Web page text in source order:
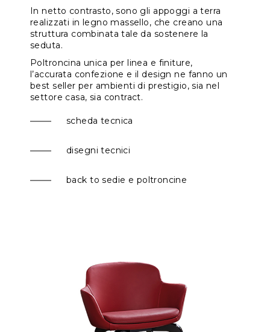
In netto contrasto, sono gli appoggi a terra
realizzati in legno massello, che creano una
struttura combinata tale da sostenere la
seduta.
Poltroncina unica per linea e finiture,
l’accurata confezione e il design ne fanno un
best seller per ambienti di prestigio, sia nel
settore casa, sia contract.
scheda tecnica
disegni tecnici
back to sedie e poltroncine